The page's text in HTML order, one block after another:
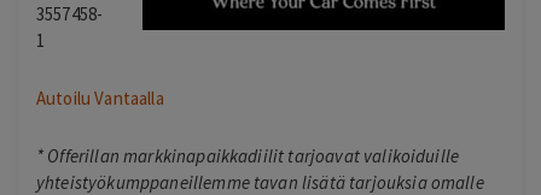
3557458-
1
Autoilu Vantaalla
* Offerillan markkinapaikkadiilit tarjoavat valikoiduille
yhteistyökumppaneillemme tavan lisätä tarjouksia omalle